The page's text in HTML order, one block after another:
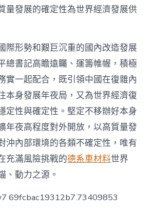
量發展的確定性為世界經濟發展供
際形勢和艱巨沉重的國內改造發展
總書記高瞻遠矚、運籌帷幄，積極
實一起配合，既引領中國在復雜內
本身發展年夜局，又為世界經濟復
定性與確定性。堅定不移辦好本身
年夜高程度對外開放，以高質量發
沖內部環境的各類不確定性，唯有
充滿風險挑戰的德系車材料世界
、動力之源。
69fcbac19312b7.73409853